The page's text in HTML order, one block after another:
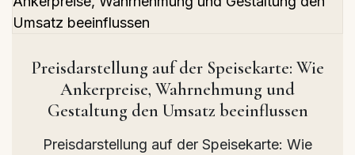
Preisdarstellung auf der Speisekarte: Wie
Ankerpreise, Wahrnehmung und
Gestaltung den Umsatz beeinflussen
Preisdarstellung auf der Speisekarte: Wie